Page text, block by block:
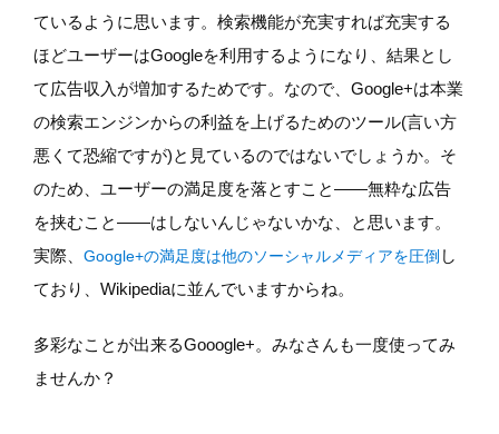
ているように思います。検索機能が充実すれば充実する
ほどユーザーはGoogleを利用するようになり、結果とし
て広告収入が増加するためです。なので、Google+は本業
の検索エンジンからの利益を上げるためのツール(言い方
悪くて恐縮ですが)と見ているのではないでしょうか。そ
のため、ユーザーの満足度を落とすこと——無粋な広告
を挟むこと——はしないんじゃないかな、と思います。
実際、 Google+の満足度は他のソーシャルメディアを圧倒 し
ており、Wikipediaに並んでいますからね。
多彩なことが出来るGooogle+。みなさんも一度使ってみ
ませんか？